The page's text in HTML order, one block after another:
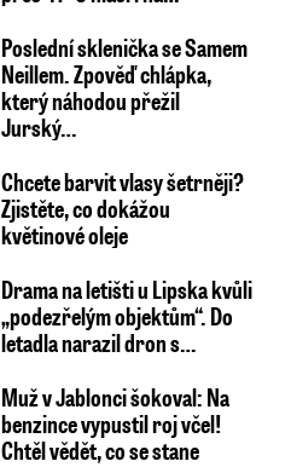
Poslední sklenička se Samem
Neillem. Zpověď chlápka,
který náhodou přežil
Jurský…
Chcete barvit vlasy šetrněji?
Zjistěte, co dokážou
květinové oleje
Drama na letišti u Lipska kvůli
„podezřelým objektům“. Do
letadla narazil dron s…
Muž v Jablonci šokoval: Na
benzince vypustil roj včel!
Chtěl vědět, co se stane